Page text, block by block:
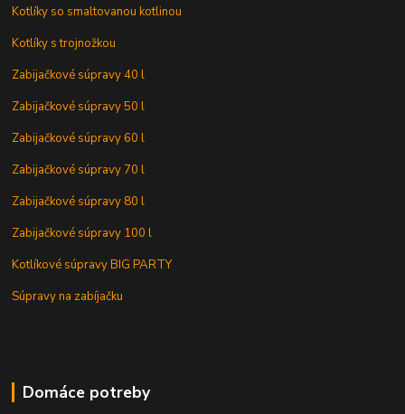
Kotlíky so smaltovanou kotlinou
Kotlíky s trojnožkou
Zabijačkové súpravy 40 l
Zabijačkové súpravy 50 l
Zabijačkové súpravy 60 l
Zabijačkové súpravy 70 l
Zabijačkové súpravy 80 l
Zabijačkové súpravy 100 l
Kotlíkové súpravy BIG PARTY
Súpravy na zabíjačku
Domáce potreby